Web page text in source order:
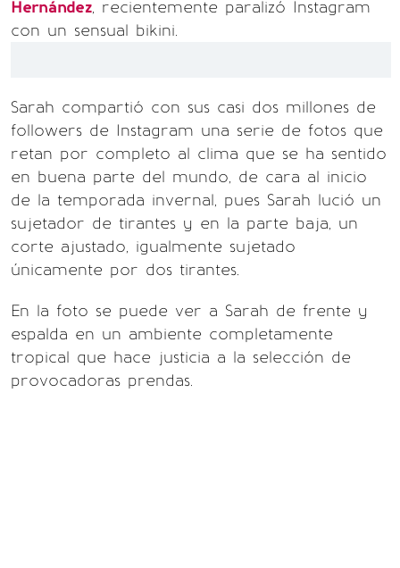
Hernández, recientemente paralizó Instagram
con un sensual bikini.
Sarah compartió con sus casi dos millones de
followers de Instagram una serie de fotos que
retan por completo al clima que se ha sentido
en buena parte del mundo, de cara al inicio
de la temporada invernal, pues Sarah lució un
sujetador de tirantes y en la parte baja, un
corte ajustado, igualmente sujetado
únicamente por dos tirantes.
En la foto se puede ver a Sarah de frente y
espalda en un ambiente completamente
tropical que hace justicia a la selección de
provocadoras prendas.